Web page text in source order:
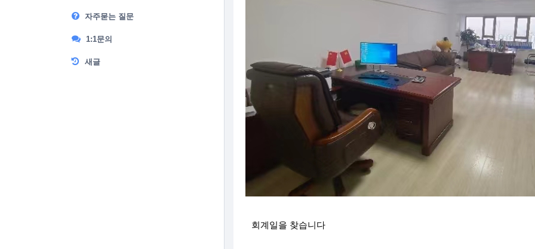
자주묻는 질문
1:1문의
새글
회계일을 찾습니다